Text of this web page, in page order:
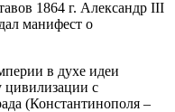
1864 г. Александр III
манифест о
в духе идеи
цивилизации с
(Константинополя –